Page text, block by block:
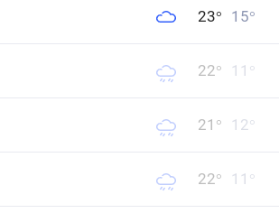
23° 15°
22° 11 °
21 ° 12°
22° 11 °